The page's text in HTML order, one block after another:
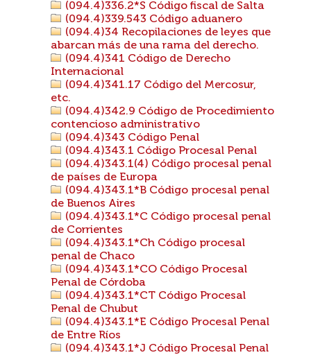
(094.4)336.2*S Código fiscal de Salta
(094.4)339.543 Código aduanero
(094.4)34 Recopilaciones de leyes que
abarcan más de una rama del derecho.
(094.4)341 Código de Derecho
Internacional
(094.4)341.17 Código del Mercosur,
etc.
(094.4)342.9 Código de Procedimiento
contencioso administrativo
(094.4)343 Código Penal
(094.4)343.1 Código Procesal Penal
(094.4)343.1(4) Código procesal penal
de países de Europa
(094.4)343.1*B Código procesal penal
de Buenos Aires
(094.4)343.1*C Código procesal penal
de Corrientes
(094.4)343.1*Ch Código procesal
penal de Chaco
(094.4)343.1*CO Código Procesal
Penal de Córdoba
(094.4)343.1*CT Código Procesal
Penal de Chubut
(094.4)343.1*E Código Procesal Penal
de Entre Ríos
(094.4)343.1*J Código Procesal Penal